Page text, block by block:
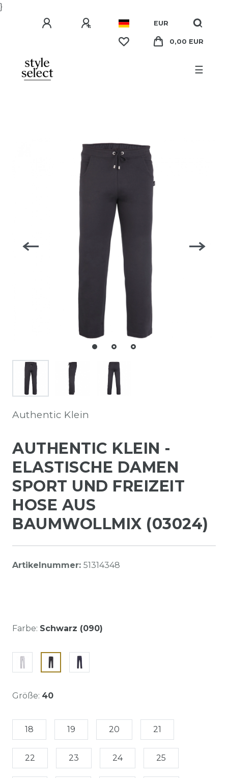
}
EUR
0,00 EUR
☰
Authentic Klein
AUTHENTIC KLEIN -
ELASTISCHE DAMEN
SPORT UND FREIZEIT
HOSE AUS
BAUMWOLLMIX (03024)
Artikelnummer: 51314348
Farbe: Schwarz (090)
Größe: 40
18 19 20 21
22 23 24 25